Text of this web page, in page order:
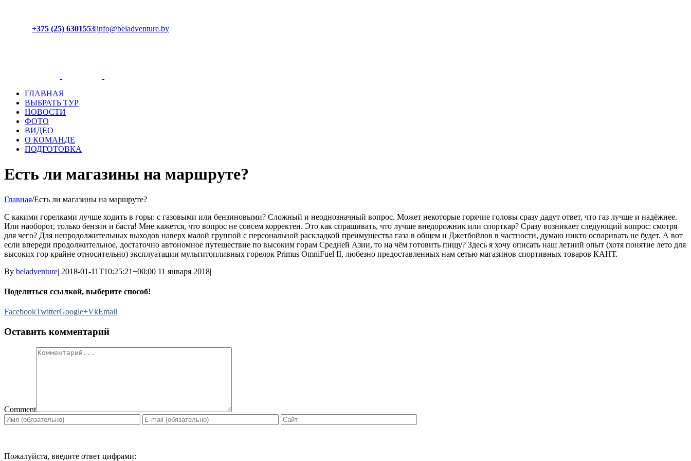
+375 (25) 6301553|info@beladventure.by
ГЛАВНАЯ
ВЫБРАТЬ ТУР
НОВОСТИ
ФОТО
ВИДЕО
О КОМАНДЕ
ПОДГОТОВКА
Есть ли магазины на маршруте?
Главная/Есть ли магазины на маршруте?
С какими горелками лучше ходить в горы: с газовыми или бензиновыми? Сложный и неоднозначный вопрос. Может некоторые горячие головы сразу дадут ответ, что газ лучше и надёжнее.
Или наоборот, только бензин и баста! Мне кажется, что вопрос не совсем корректен. Это как спрашивать, что лучше внедорожник или спорткар? Сразу возникает следующий вопрос: смотря
для чего? Для непродолжительных выходов наверх малой группой с персональной раскладкой преимущества газа в общем и Джетбойлов в частности, думаю никто оспаривать не будет. А вот
если впереди продолжительное, достаточно автономное путешествие по высоким горам Средней Азии, то на чём готовить пищу? Здесь я хочу описать наш летний опыт (хотя понятие лето для
высоких гор крайне относительно) эксплуатации мультитопливных горелок Primus OmniFuel II, любезно предоставленных нам сетью магазинов спортивных товаров КАНТ.
By beladventure| 2018-01-11T10:25:21+00:00 11 января 2018|
Поделиться ссылкой, выберите способ!
FacebookTwitterGoogle+VkEmail
Оставить комментарий
Comment
Пожалуйста, введите ответ цифрами: